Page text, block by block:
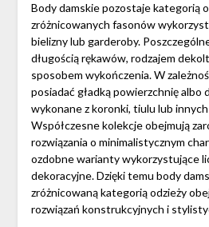
Body damskie pozostaje kategorią
zróżnicowanych fasonów
bielizny lub garderoby.
długością rękawów, rodzajem
sposobem wykończenia. W
posiadać gładką powierzchnię
wykonane z koronki, tiulu lub
Współczesne kolekcje obejmują
rozwiązania o minimalistycznym
ozdobne warianty wykorzystujące
dekoracyjne. Dzięki temu body
zróżnicowaną kategorią odzieży
rozwiązań konstrukcyjnych i